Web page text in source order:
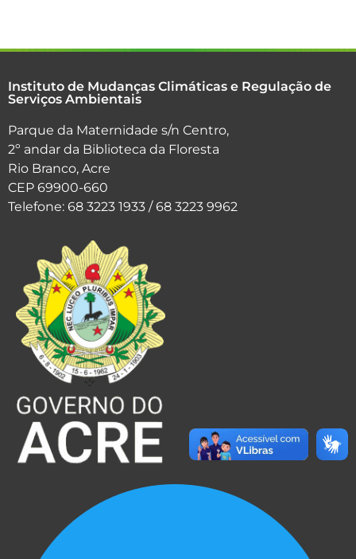
Instituto de Mudanças Climáticas e Regulação de
Serviços Ambientais
Parque da Maternidade s/n Centro,
2º andar da Biblioteca da Floresta
Rio Branco, Acre
CEP 69900-660
Telefone: 68 3223 1933 / 68 3223 9962